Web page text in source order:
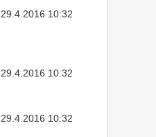
29.4.2016 10:32
29.4.2016 10:32
29.4.2016 10:32